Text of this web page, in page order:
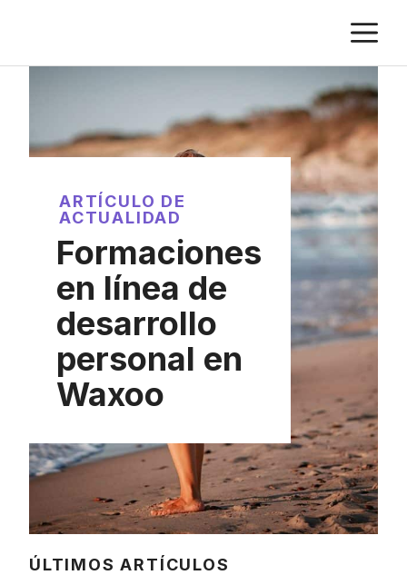
contenido
ARTÍCULO DE
ACTUALIDAD
Formaciones
en línea de
desarrollo
personal en
Waxoo
ÚLTIMOS ARTÍCULOS